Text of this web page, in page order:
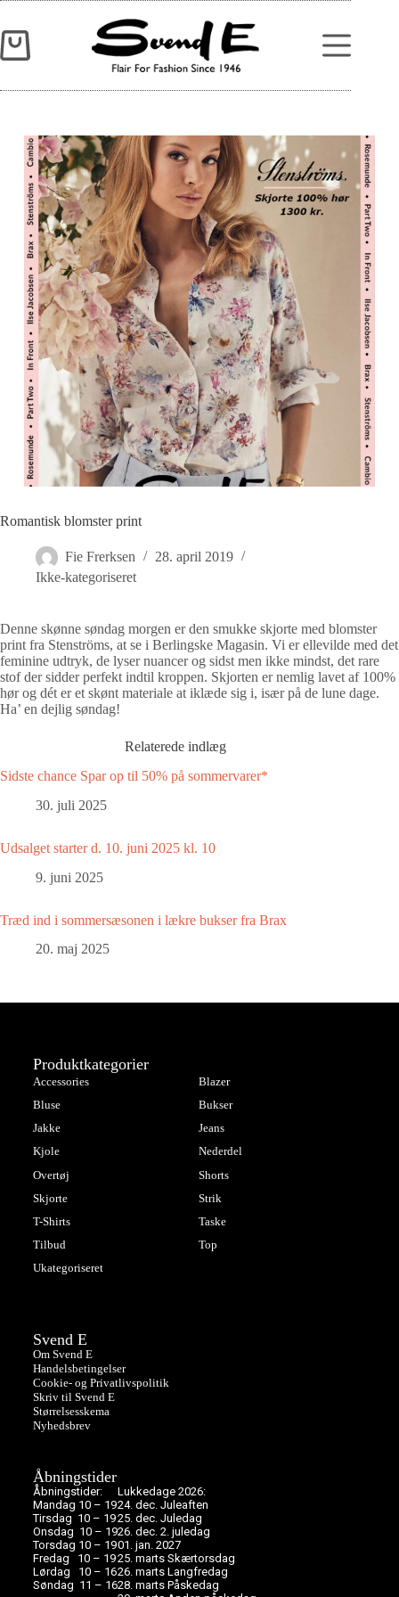
Romantisk blomster print
Fie Frerksen
28. april 2019
Ikke-kategoriseret
Denne skønne søndag morgen er den smukke skjorte med blomster
print fra Stenströms, at se i Berlingske Magasin. Vi er ellevilde med det
feminine udtryk, de lyser nuancer og sidst men ikke mindst, det rare
stof der sidder perfekt indtil kroppen. Skjorten er nemlig lavet af 100%
hør og dét er et skønt materiale at iklæde sig i, især på de lune dage.
Ha’ en dejlig søndag!
Relaterede indlæg
Sidste chance Spar op til 50% på sommervarer*
30. juli 2025
Udsalget starter d. 10. juni 2025 kl. 10
9. juni 2025
Træd ind i sommersæsonen i lækre bukser fra Brax
20. maj 2025
Produktkategorier
Accessories
Blazer
Bluse
Bukser
Jakke
Jeans
Kjole
Nederdel
Overtøj
Shorts
Skjorte
Strik
T-Shirts
Taske
Tilbud
Top
Ukategoriseret
Svend E
Om Svend E
Handelsbetingelser
Cookie- og Privatlivspolitik
Skriv til Svend E
Størrelsesskema
Nyhedsbrev
Åbningstider
Åbningstider:
Mandag 10 – 19
Tirsdag 10 – 19
Onsdag 10 – 19
Torsdag 10 – 19
Fredag 10 – 19
Lørdag 10 – 16
Søndag 11 – 16
Lukkedage 2026:
24. dec. Juleaften
25. dec. Juledag
26. dec. 2. juledag
01. jan. 2027
25. marts Skærtorsdag
26. marts Langfredag
28. marts Påskedag